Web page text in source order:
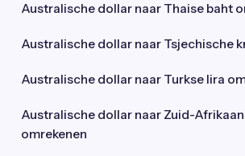
Australische dollar naar Thaise baht
Australische dollar naar Tsjechische
Australische dollar naar Turkse lira
Australische dollar naar Zuid-
omrekenen